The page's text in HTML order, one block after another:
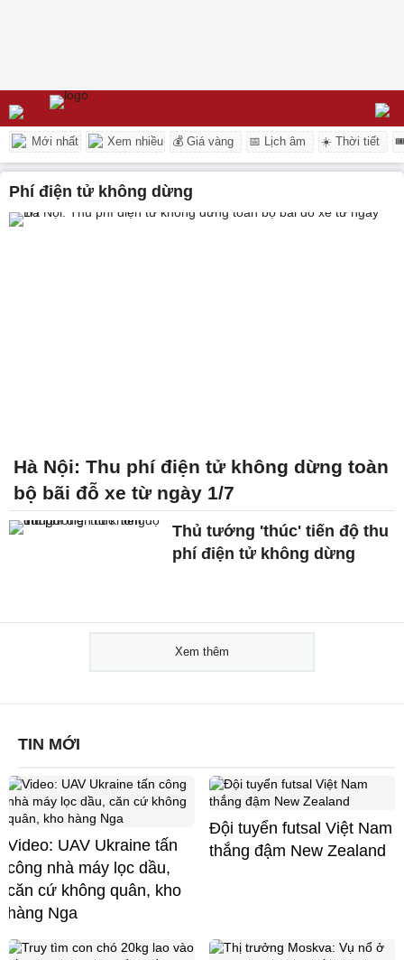
Mới nhất Xem nhiều 💰 Giá vàng 📅 Lịch âm ☀️ Thời tiết
phí điện tử không dừng
Hà Nội: Thu phí điện tử không dừng toàn
bộ bãi đỗ xe từ ngày 1/7
Thủ tướng 'thúc' tiến độ thu
phí điện tử không dừng
Xem thêm
TIN MỚI
Video: UAV Ukraine tấn
công nhà máy lọc dầu,
căn cứ không quân, kho
hàng Nga
Đội tuyển futsal Việt Nam
thắng đậm New Zealand